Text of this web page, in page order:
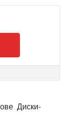
Диски-